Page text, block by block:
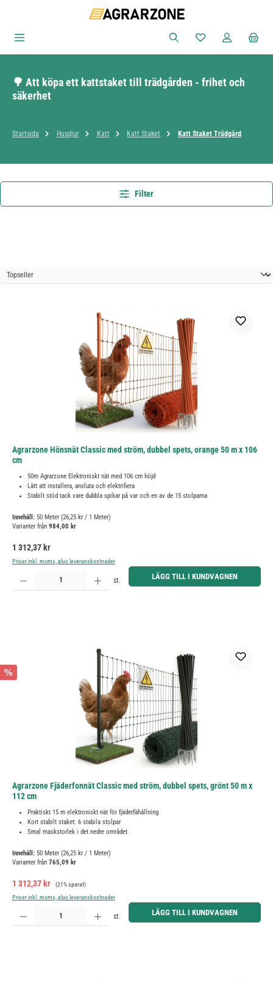
Du har 0 objekt i
🌳 Att köpa ett kattstaket till trädgården - frihet och
säkerhet
Startsida Husdjur Katt Katt Staket Katt Staket Trädgård
Filter
Agrarzone Hönsnät Classic med ström, dubbel spets, orange 50 m x 106
cm
50m Agrarzone Elektroniskt nät med 106 cm höjd
Lätt att installera, ansluta och elektrifiera
Stabilt stöd tack vare dubbla spikar på var och en av de 15 stolparna
Innehåll: 50 Meter (26,25 kr / 1 Meter)
Varianter från 984,00 kr
Ordinarie pris:
1 312,37 kr
Priser inkl. moms, plus leveranskostnader
Produktkvantitet: Ange önskat belopp eller använd knapparna för att öka eller minska kvantiteten.
st. LÄGG TILL I KUNDVAGNEN
%
Agrarzone Fjäderfonnät Classic med ström, dubbel spets, grönt 50 m x
112 cm
Praktiskt 15 m elektroniskt nät för fjäderfähållning
Kort stabilt staket: 6 stabila stolpar
Smal maskstorlek i det nedre området
Innehåll: 50 Meter (26,25 kr / 1 Meter)
Varianter från 765,09 kr
Försäljningspris:
1 312,37 kr Ordinarie pris:
(21% sparat)
Priser inkl. moms, plus leveranskostnader
Produktkvantitet: Ange önskat belopp eller använd knapparna för att öka eller minska kvantiteten.
st. LÄGG TILL I KUNDVAGNEN